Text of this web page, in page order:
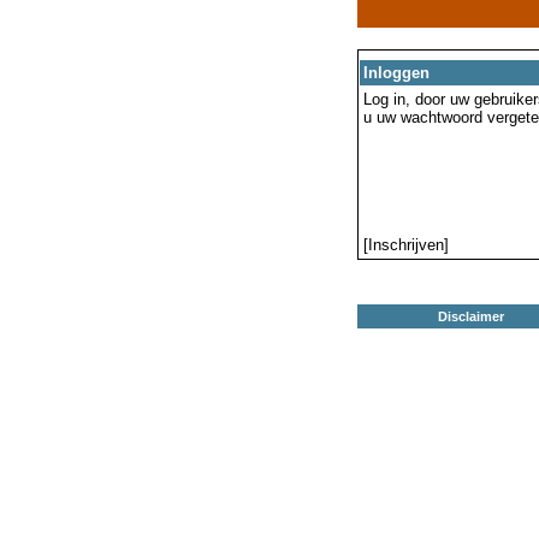
Inloggen
Log in, door uw
u uw wachtwoord
[Inschrijven]
Disclaimer